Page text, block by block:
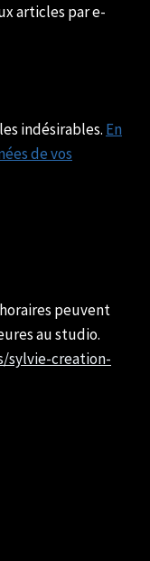
articles par e-
indésirables. En
de vos
peuvent
au studio.
sylvie-creation-